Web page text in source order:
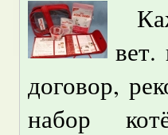
вет.
договор,
набор